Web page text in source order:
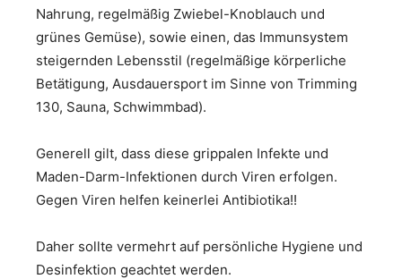
Nahrung, regelmäßig Zwiebel-Knoblauch und
grünes Gemüse), sowie einen, das Immunsystem
steigernden Lebensstil (regelmäßige körperliche
Betätigung, Ausdauersport im Sinne von Trimming
130, Sauna, Schwimmbad).
Generell gilt, dass diese grippalen Infekte und
Maden-Darm-Infektionen durch Viren erfolgen.
Gegen Viren helfen keinerlei Antibiotika!!
Daher sollte vermehrt auf persönliche Hygiene und
Desinfektion geachtet werden.